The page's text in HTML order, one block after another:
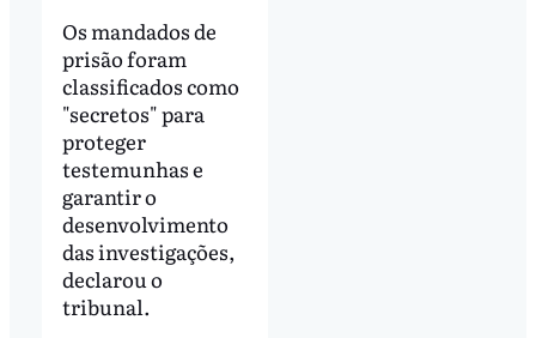
Os mandados de
prisão foram
classificados como
"secretos" para
proteger
testemunhas e
garantir o
desenvolvimento
das investigações,
declarou o
tribunal.